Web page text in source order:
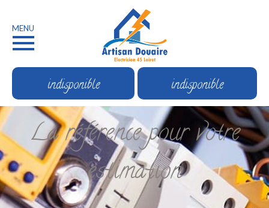
MENU
indisponible indisponible
La référence pour votre
estimation